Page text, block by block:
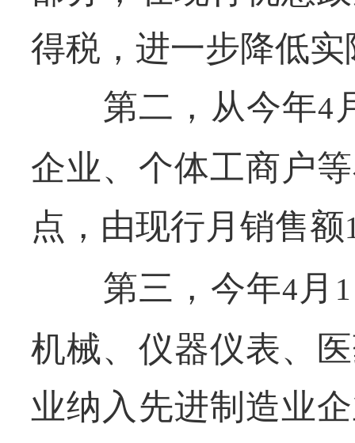
得税，进一步降低
第二，从今年4
企业、个体工商户
点，由现行月销售额
第三，今年4 月 1
机械、仪器仪表、
业纳入先进制造业